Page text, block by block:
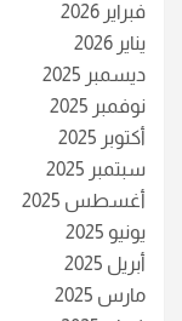
فبراير 2026
يناير 2026
ديسمبر 2025
نوفمبر 2025
أكتوبر 2025
سبتمبر 2025
أغسطس 2025
يونيو 2025
أبريل 2025
مارس 2025